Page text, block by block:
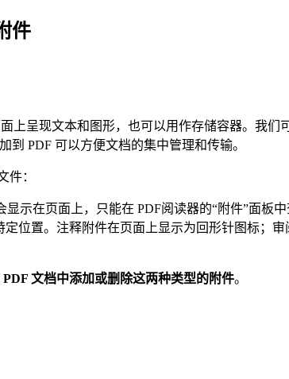
件
上呈现文本和图形，也可以用作存储容器。我们
到 PDF 可以方便文档的集中管理和传输。
件：
显示在页面上，只能在 PDF阅读器的“附件”面板中
定位置。注释附件在页面上显示为回形针图标；
PDF 文档中添加或删除这两种类型的附件。